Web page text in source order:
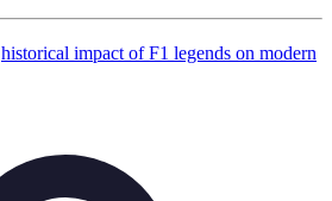
historical impact of F1 legends on modern